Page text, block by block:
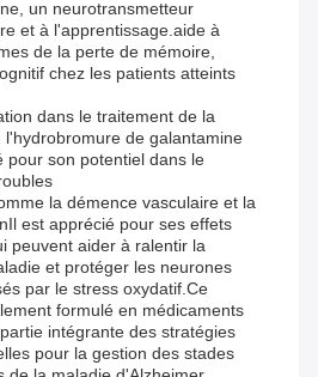
un neurotransmetteur
et à l'apprentissage.aide à
de la perte de mémoire,
chez les patients atteints
dans le traitement de la
l'hydrobromure de galantamine
pour son potentiel dans le
la démence vasculaire et la
est apprécié pour ses effets
peuvent aider à ralentir la
et protéger les neurones
par le stress oxydatif.Ce
formulé en médicaments
intégrante des stratégies
pour la gestion des stades